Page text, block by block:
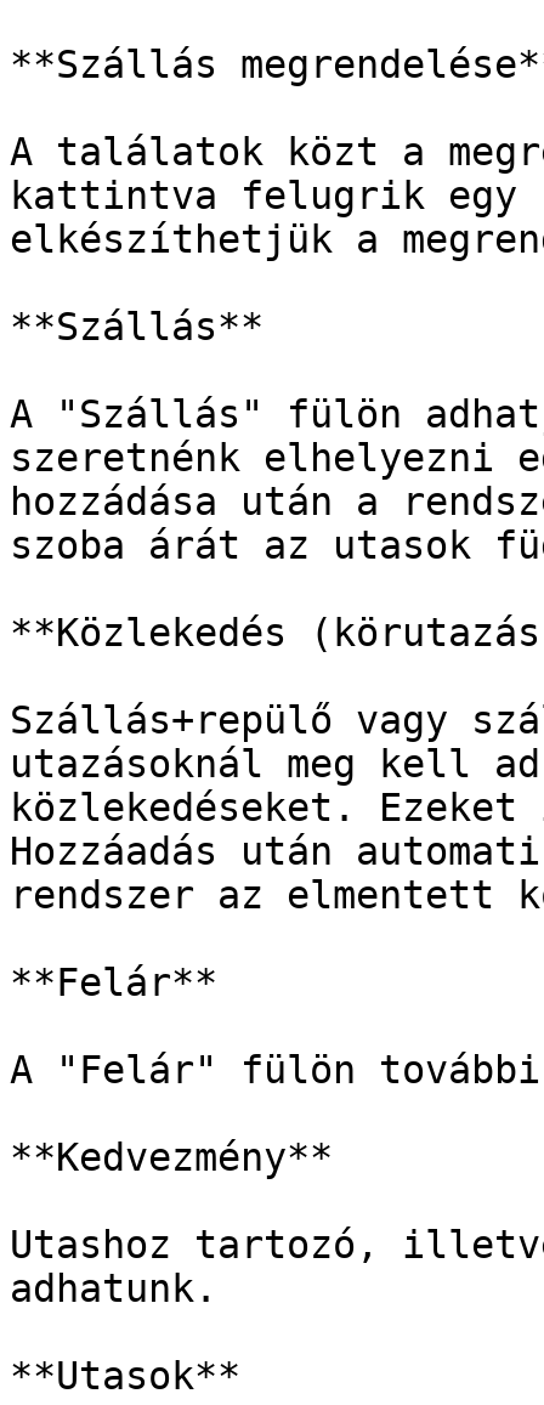
**Szállás
A találatok közt a
kattintva felugrik egy
elkészíthetjük a
**Szállás**
A "Szállás" fülön
szeretnénk elhelyezni
hozzádása után a
szoba árát az utasok
**Közlekedés
Szállás+repülő vagy
utazásoknál meg kell
közlekedéseket.
Hozzáadás után
rendszer az elmentett
**Felár**
A "Felár" fülön
**Kedvezmény**
Utashoz tartozó,
adhatunk.
**Utasok**